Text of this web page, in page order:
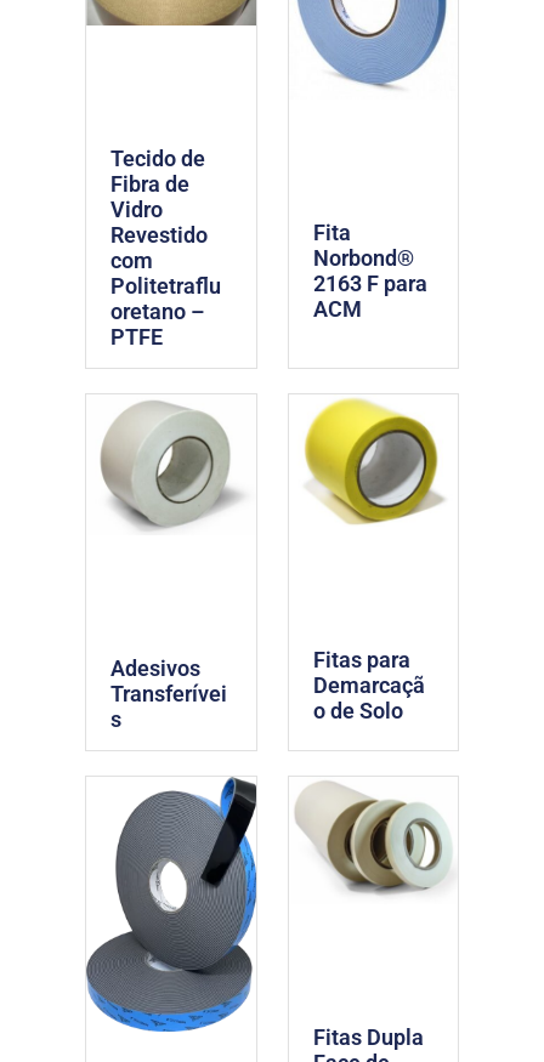
Tecido de
Fibra de
Vidro
Revestido
com
Politetraflu
oretano –
PTFE
Fita
Norbond®
2163 F para
ACM
Adesivos
Transferívei
s
Fitas para
Demarcaçã
o de Solo
Fitas Dupla